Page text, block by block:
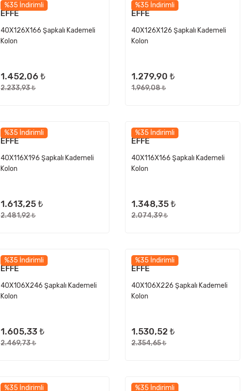
%35 İndirimli
EFFE
40X126X166 Şapkalı Kademeli
Kolon
1.452,06 ₺
2.233,93 ₺
%35 İndirimli
EFFE
40X126X126 Şapkalı Kademeli
Kolon
1.279,90 ₺
1.969,08 ₺
%35 İndirimli
EFFE
40X116X196 Şapkalı Kademeli
Kolon
1.613,25 ₺
2.481,92 ₺
%35 İndirimli
EFFE
40X116X166 Şapkalı Kademeli
Kolon
1.348,35 ₺
2.074,39 ₺
%35 İndirimli
EFFE
40X106X246 Şapkalı Kademeli
Kolon
1.605,33 ₺
2.469,73 ₺
%35 İndirimli
EFFE
40X106X226 Şapkalı Kademeli
Kolon
1.530,52 ₺
2.354,65 ₺
%35 İndirimli %35 İndirimli